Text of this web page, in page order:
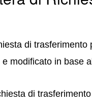
di
modificato in base
di